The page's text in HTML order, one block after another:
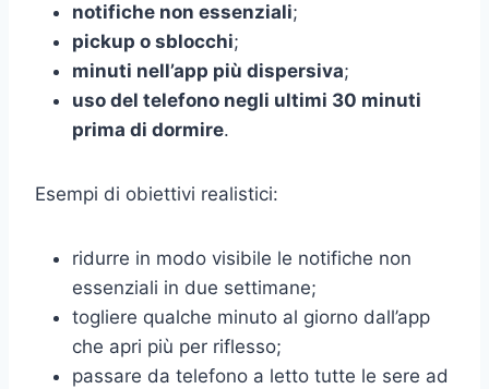
notifiche non essenziali;
pickup o sblocchi;
minuti nell’app più dispersiva;
uso del telefono negli ultimi 30 minuti
prima di dormire.
Esempi di obiettivi realistici:
ridurre in modo visibile le notifiche non
essenziali in due settimane;
togliere qualche minuto al giorno dall’app
che apri più per riflesso;
passare da telefono a letto tutte le sere ad